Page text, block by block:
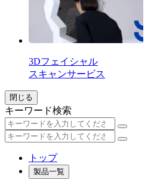
3Dフェイシャル
スキャンサービス
閉じる
キーワード検索
トップ
製品一覧